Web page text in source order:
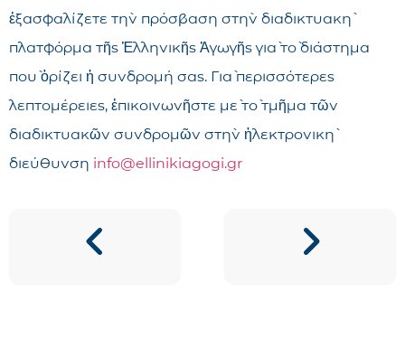
ἐξασφαλίζετε τὴν πρόσβαση στὴν διαδικτυακὴ
πλατφόρμα τῆς Ἑλληνικῆς Ἀγωγῆς γιὰ τὸ διάστημα
ποὺ ὁρίζει ἡ συνδρομή σας. Γιὰ περισσότερες
λεπτομέρειες, ἐπικοινωνῆστε μὲ τὸ τμῆμα τῶν
διαδικτυακῶν συνδρομῶν στὴν ἠλεκτρονικὴ
διεύθυνση info@ellinikiagogi.gr